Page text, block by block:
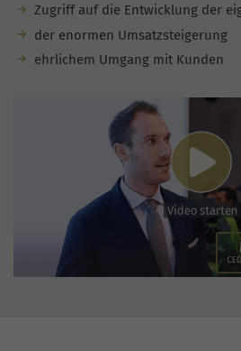
Zugriff auf die Entwicklung der
der enormen Umsatzsteigerung
ehrlichem Umgang mit Kunden